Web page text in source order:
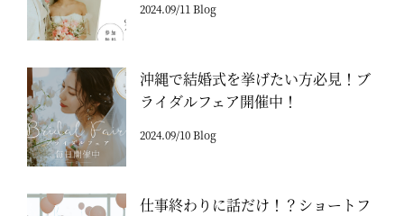
2024.09/11 Blog
沖縄で結婚式を挙げたい方必見！ブ
ライダルフェア開催中！
2024.09/10 Blog
仕事終わりに話だけ！？ショートフ